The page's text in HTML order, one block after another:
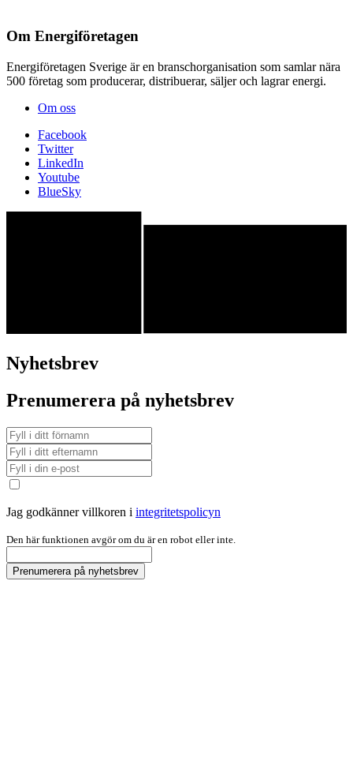
Om Energiföretagen
Energiföretagen Sverige är en branschorganisation som samlar nära
500 företag som producerar, distribuerar, säljer och lagrar energi.
Om oss
Facebook
Twitter
LinkedIn
Youtube
BlueSky
Nyhetsbrev
Prenumerera på nyhetsbrev
Jag godkänner villkoren i integritetspolicyn
Den här funktionen avgör om du är en robot eller inte.